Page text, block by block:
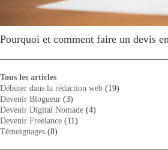
Pourquoi et comment faire un devis
Tous les articles
Débuter dans la rédaction web (19)
Devenir Blogueur (3)
Devenir Digital Nomade (4)
Devenir Freelance (11)
Témoignages (8)